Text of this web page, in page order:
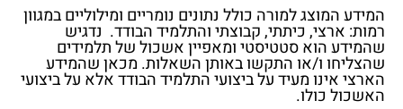
המידע המוצג למורה כולל נתונים נומריים ומילוליים במגוון
רמות: ארצי, כיתתי, קבוצתי והתלמיד הבודד. נדגיש
שהמידע הוא סטטיסטי ומאפיין אשכול של תלמידים
שהצליחו ו/או התקשו באותן השאלות. מכאן שהמידע
הארצי אינו מעיד על ביצועי התלמיד הבודד אלא על ביצועי
האשכול כולו.